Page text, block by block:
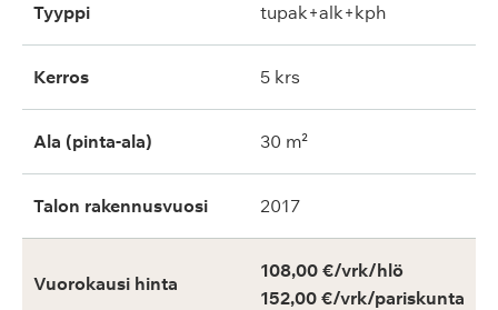
Tyyppi tupak+alk+kph
Kerros 5 krs
Ala (pinta-ala) 30 m²
Talon rakennusvuosi 2017
Vuorokausi hinta
108,00 €/vrk/hlö
152,00 €/vrk/pariskunta